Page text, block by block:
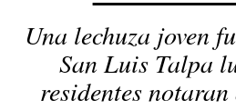
Una lechuza joven
San Luis Talpa
residentes